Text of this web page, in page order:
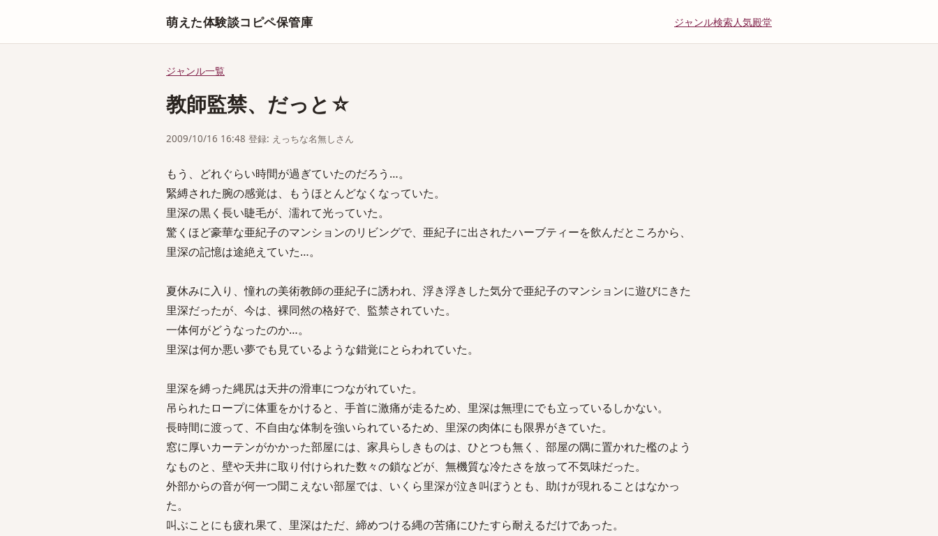
萌えた体験談コピペ保管庫 ジャンル検索人気殿堂
ジャンル一覧
教師監禁、だっと☆
2009/10/16 16:48 登録: えっちな名無しさん
もう、どれぐらい時間が過ぎていたのだろう…。
緊縛された腕の感覚は、もうほとんどなくなっていた。
里深の黒く長い睫毛が、濡れて光っていた。
驚くほど豪華な亜紀子のマンションのリビングで、亜紀子に出されたハーブティーを飲んだところから、
里深の記憶は途絶えていた…。
夏休みに入り、憧れの美術教師の亜紀子に誘われ、浮き浮きした気分で亜紀子のマンションに遊びにきた
里深だったが、今は、裸同然の格好で、監禁されていた。
一体何がどうなったのか…。
里深は何か悪い夢でも見ているような錯覚にとらわれていた。
里深を縛った縄尻は天井の滑車につながれていた。
吊られたロープに体重をかけると、手首に激痛が走るため、里深は無理にでも立っているしかない。
長時間に渡って、不自由な体制を強いられているため、里深の肉体にも限界がきていた。
窓に厚いカーテンがかかった部屋には、家具らしきものは、ひとつも無く、部屋の隅に置かれた檻のよう
なものと、壁や天井に取り付けられた数々の鎖などが、無機質な冷たさを放って不気味だった。
外部からの音が何一つ聞こえない部屋では、いくら里深が泣き叫ぼうとも、助けが現れることはなかっ
た。
叫ぶことにも疲れ果て、里深はただ、締めつける縄の苦痛にひたすら耐えるだけであった。